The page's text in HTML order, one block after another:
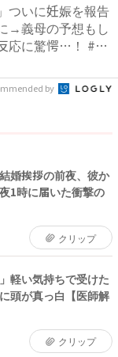
ついに妊娠を報告
→義母の予想もし
応に驚愕…！ #
by
婚挨拶の前夜、彼か
1時に届いた衝撃の
クリップ
軽い気持ちで受けた
頭が真っ白【医師解
クリップ